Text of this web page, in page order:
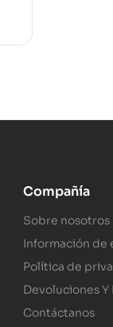
Compañía
Sobre nosotros
Información de
Política de
Devoluciones Y
Contáctanos